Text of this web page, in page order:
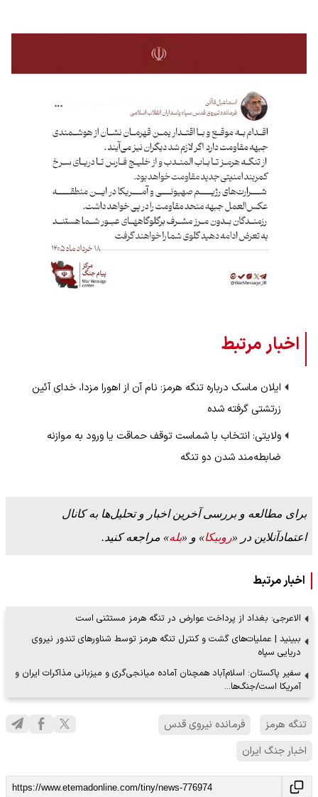
اخبار مرتبط
ایلان ماسک درباره تنگه هرمز: نام آن از اهورا مزدا، خدای آئین
زرتشتی گرفته شده
ولایتی: انتخاب با شماست توقف حماقت یا ورود به موازنه
ضابطه‌مند شدن دو تنگه
برای مطالعه و بررسی آخرین اخبار و تحلیل‌ها به کانال
اعتمادآنلاین در «روبیکا» و «بله» مراجعه کنید.
اخبار مرتبط
الاعرجی: بغداد از پرداخت عوارض در تنگه هرمز مستثنی است
ببینید | عملیات‌های گشت و کنترل تنگه هرمز توسط شناورهای تندور نیروی
دریایی سپاه
سفیر پاکستان: اسلام‌آباد همچنان آماده میانجی‌گری و میزبانی مذاکرات ایران و
آمریکا است/جنگ‌ها…
تنگه هرمز
فرمانده نیروی قدس
اخبار جنگ ایران